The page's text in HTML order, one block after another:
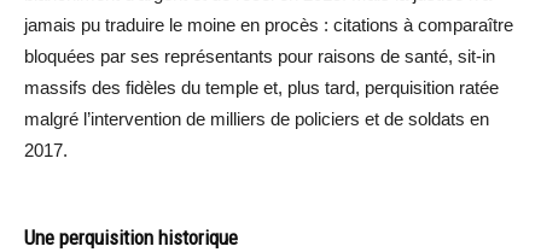
jamais pu traduire le moine en procès : citations à comparaître
bloquées par ses représentants pour raisons de santé, sit-in
massifs des fidèles du temple et, plus tard, perquisition ratée
malgré l’intervention de milliers de policiers et de soldats en
2017.
Une perquisition historique